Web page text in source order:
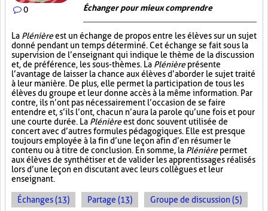
0 Échanger pour mieux comprendre
La Plénièreest un échange de propos entre les élèves sur un sujet
donné pendant un temps déterminé. Cet échange se fait sous la
supervision de l’enseignant qui indique le thème de la discussion
et, de préférence, les sous-thèmes. La Plénièreprésente
l’avantage de laisser la chance aux élèves d’aborder le sujet traité
à leur manière. De plus, elle permet la participation de tous les
élèves du groupe et leur donne accès à la même information. Par
contre, ils n’ont pas nécessairement l’occasion de se faire
entendre et, s’ils l’ont, chacun n’aura la parole qu’une fois et pour
une courte durée. La Plénièreest donc souvent utilisée de
concert avec d’autres formules pédagogiques. Elle est presque
toujours employée à la fin d’une leçon afin d’en résumer le
contenu ou à titre de conclusion. En somme, la Plénièrepermet
aux élèves de synthétiser et de valider les apprentissages réalisés
lors d’une leçon en discutant avec leurs collègues et leur
enseignant.
Échanges (13) Partage (13) Groupe de discussion (5)